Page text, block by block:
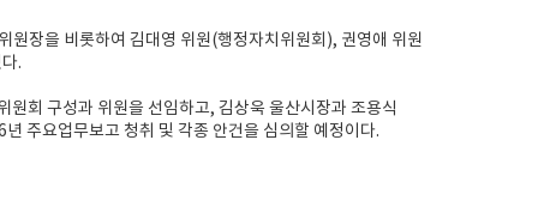
원장을 비롯하여 김대영 위원(행정자치위원회), 권영애 위원
.
회 구성과 위원을 선임하고, 김상욱 울산시장과 조용식
주요업무보고 청취 및 각종 안건을 심의할 예정이다.